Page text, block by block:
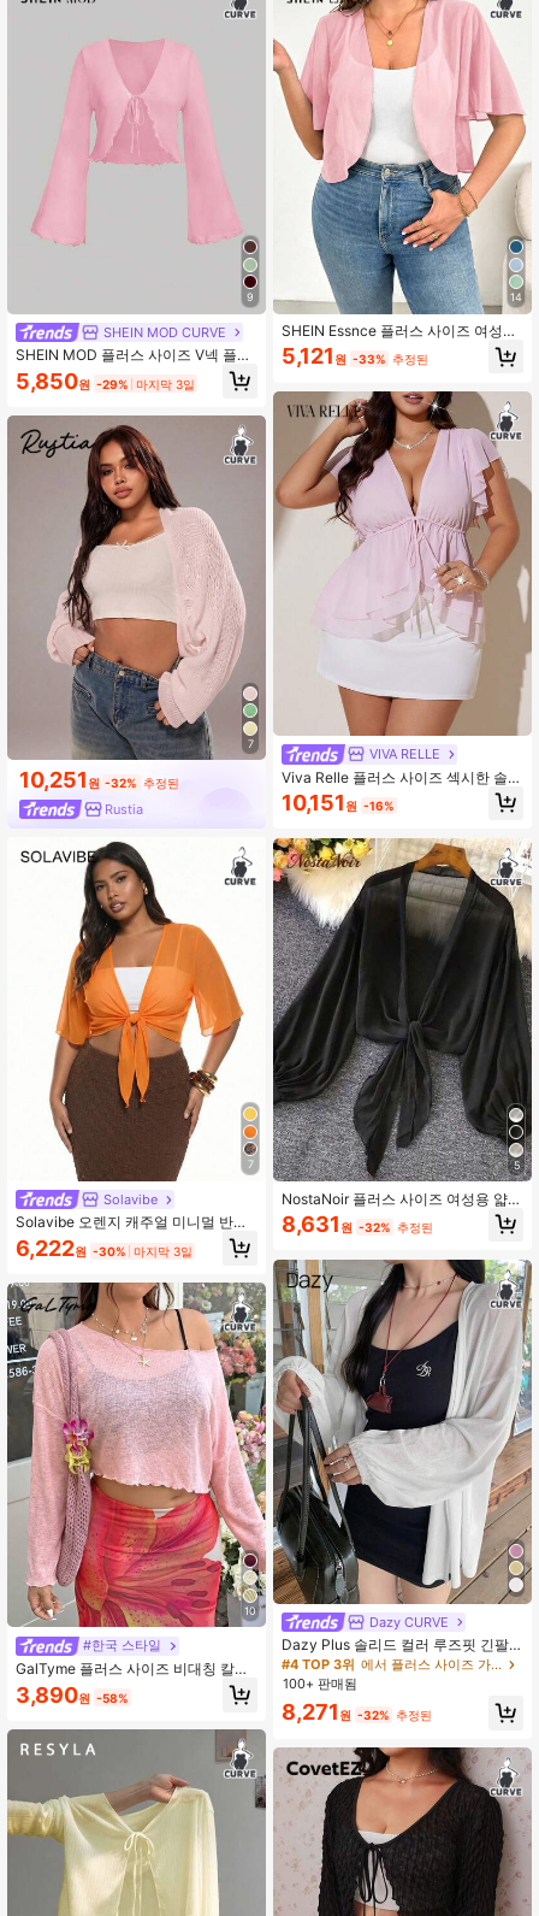
9
SHEIN MOD CURVE
SHEIN MOD 플러스 사이즈 V넥 플레
어 슬리브 타이 보우 블라우스 벨 슬리
브 탑 화이트 블라우스 화이트
5,850원 -29% 마지막 3일
7
10,251 원 -32% 추정된
Rustia
7
Solavibe
Solavibe 오렌지 캐주얼 미니멀 반투
명 플러스플러스 사이즈 얇은 재킷
6,222원 -30% 마지막 3일
10
#한국 스타일
GalTyme 플러스 사이즈 비대칭 칼라
캐주얼 긴팔 탑 여성용, 연분홍색
3,890원 -58%
14
SHEIN Essnce 플러스 사이즈 여성용
봄여름 패션 캐주얼 루즈핏 편안한 통
기성 시원한 일상용 시스루 쉬폰 블랙
탑, 크루즈 아웃핏 여성용, 외출용 탑
5,121 원 -33% 추정된
VIVA RELLE
Viva Relle 플러스 사이즈 섹시한 솔리
드 컬러 딥 브이넥 레이스업 블라우스
10,151 원 -16%
5
NostaNoir 플러스 사이즈 여성용 얇은
등불 소매 타이 프론트 가디건, 여름
8,631 원 -32% 추정된
Dazy CURVE
Dazy Plus 솔리드 컬러 루즈핏 긴팔
화이트 커버업 오픈 프론트 플러스 사
이즈 여성 봄 여름 가을 얇은 재킷
#4 TOP 3위
에서 플러스 사이즈 가벼운 재킷
100+ 판매됨
8,271 원 -32% 추정된